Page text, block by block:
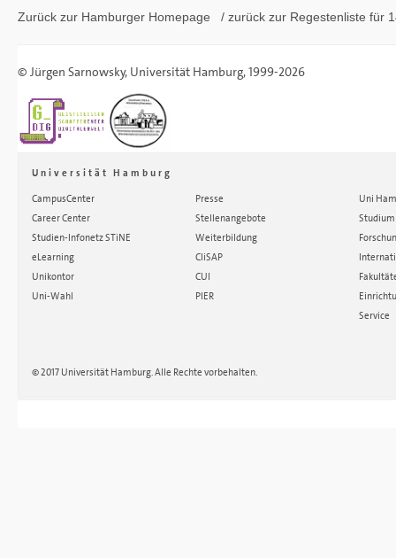
Zurück zur Hamburger Homepage / zurück zur Regestenliste für
© Jürgen Sarnowsky, Universität Hamburg, 1999-2026